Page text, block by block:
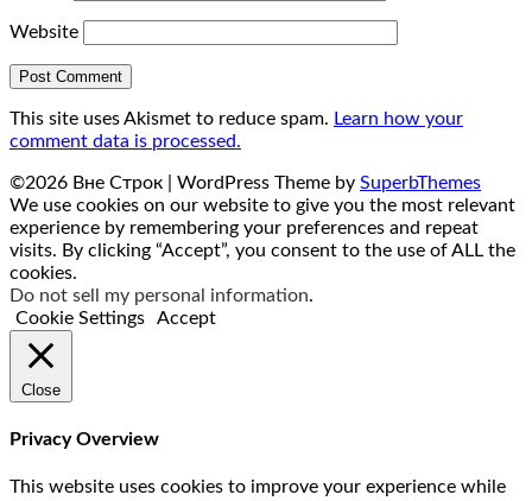
Website
This site uses Akismet to reduce spam. Learn how your
comment data is processed.
©2026 Вне Строк | WordPress Theme by SuperbThemes
We use cookies on our website to give you the most relevant
experience by remembering your preferences and repeat
visits. By clicking “Accept”, you consent to the use of ALL the
cookies.
Do not sell my personal information.
Cookie Settings
Accept
Close
Privacy Overview
This website uses cookies to improve your experience while